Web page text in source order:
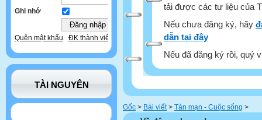
Ghi nhớ
Quên mật khẩu ĐK thành viên
TÀI NGUYÊN
tải được các tư liệu của
Nếu chưa đăng ký, hãy
dẫn tại đây
Nếu đã đăng ký rồi, quý
Gốc > Bài viết> Tản mạn - Cuộc sống >